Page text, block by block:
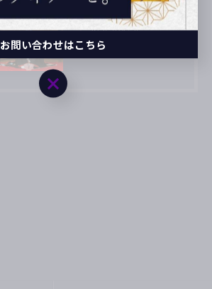
2025/04/25
お問い合わせはこちら
お問い合わせはこちら